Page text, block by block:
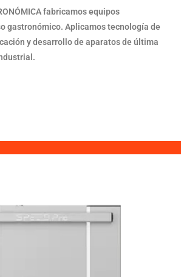
fabricamos equipos
gastronómico. Aplicamos tecnología de
y desarrollo de aparatos de última